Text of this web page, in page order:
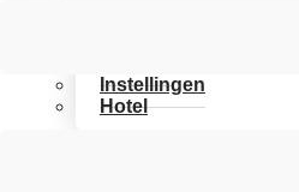
Instellingen
Hotel